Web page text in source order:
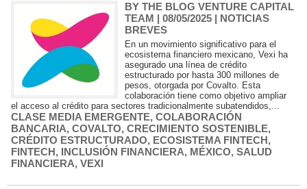
BY THE BLOG VENTURE CAPITAL
TEAM | 08/05/2025 | NOTICIAS
BREVES
En un movimiento significativo para el
ecosistema financiero mexicano, Vexi ha
asegurado una línea de crédito
estructurado por hasta 300 millones de
pesos, otorgada por Covalto. Esta
colaboración tiene como objetivo ampliar
el acceso al crédito para sectores tradicionalmente subatendidos,...
CLASE MEDIA EMERGENTE, COLABORACIÓN
BANCARIA, COVALTO, CRECIMIENTO SOSTENIBLE,
CRÉDITO ESTRUCTURADO, ECOSISTEMA FINTECH,
FINTECH, INCLUSIÓN FINANCIERA, MÉXICO, SALUD
FINANCIERA, VEXI